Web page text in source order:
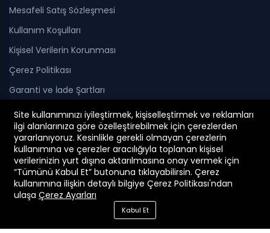
Mesafeli Satış Sözleşmesi
Kullanım Koşulları
Kişisel Verilerin Korunması
Çerez Politikası
Garanti ve İade Şartları
© 2026 Vega Yapı Market
Site kullanımınızı iyileştirmek, kişiselleştirmek ve reklamları
ilgi alanlarınıza göre özelleştirebilmek için çerezlerden
yararlanıyoruz. Kesinlikle gerekli olmayan çerezlerin
kullanımına ve çerezler aracılığıyla toplanan kişisel
verilerinizin yurt dışına aktarılmasına onay vermek için
“Tümünü Kabul Et” butonuna tıklayabilirsin. Çerez
kullanımına ilişkin detaylı bilgiye Çerez Politikası'ndan
ulaşa Çerez Ayarları
Kabul Et